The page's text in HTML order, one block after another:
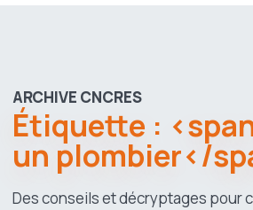
ARCHIVE CNCRES
Étiquette :
un plombier</
Des conseils et décryptages pour